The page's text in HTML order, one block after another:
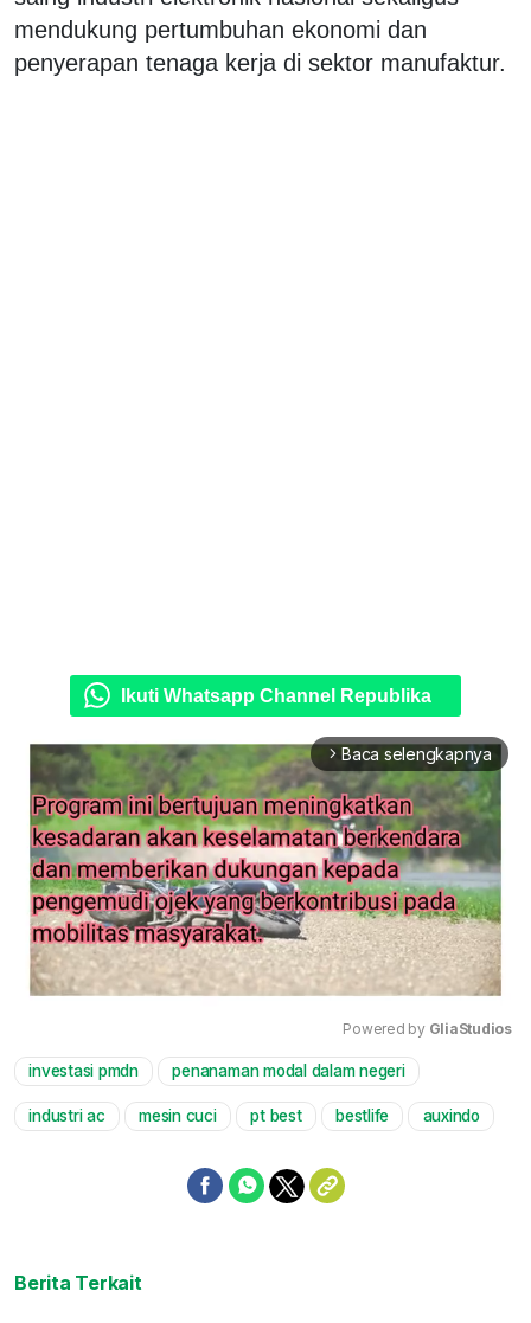
mendukung pertumbuhan ekonomi dan
penyerapan tenaga kerja di sektor manufaktur.
Ikuti Whatsapp Channel Republika
arrow_forward_ios Baca selengkapnya
Powered by GliaStudios
investasi pmdn penanaman modal dalam negeri
industri ac mesin cuci pt best bestlife auxindo
Berita Terkait